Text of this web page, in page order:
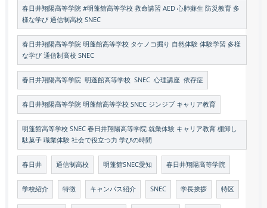
春日井翔陽高等学院 #明蓬館高等学校 救命講習 AED 心肺蘇生 防災教育 多
様な学び 通信制高校 SNEC
春日井翔陽高等学院 明蓬館高等学校 タケノコ掘り 自然体験 体験学習 多様
な学び 通信制高校 SNEC
春日井翔陽高等学院 明蓬館高等学校 SNEC 心理講座 依存症
春日井翔陽高等学院 明蓬館高等学校 SNEC ジンジブ キャリア教育
明蓬館高等学校 SNEC 春日井翔陽高等学院 就業体験 キャリア教育 棚卸し
駄菓子 職業体験 社会で役立つ力 学びの時間
春日井 通信制高校 明蓬館SNEC愛知 春日井翔陽高等学院
学校紹介 特徴 キャンパス紹介 SNEC 学長挨拶 特区